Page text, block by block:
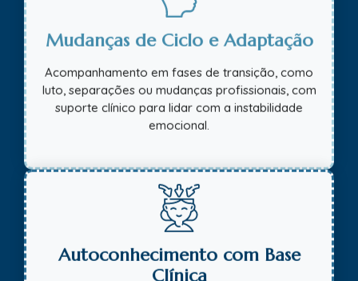
Mudanças de Ciclo e Adaptação
Acompanhamento em fases de transição, como
luto, separações ou mudanças profissionais, com
suporte clínico para lidar com a instabilidade
emocional.
Autoconhecimento com Base
Clínica